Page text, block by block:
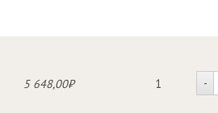
5 648,00₽ 1 -